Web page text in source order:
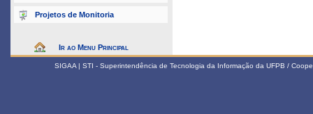
Projetos de Monitoria
Ir ao Menu Principal
SIGAA | STI - Superintendência de Tecnologia da Informação da UFPB /